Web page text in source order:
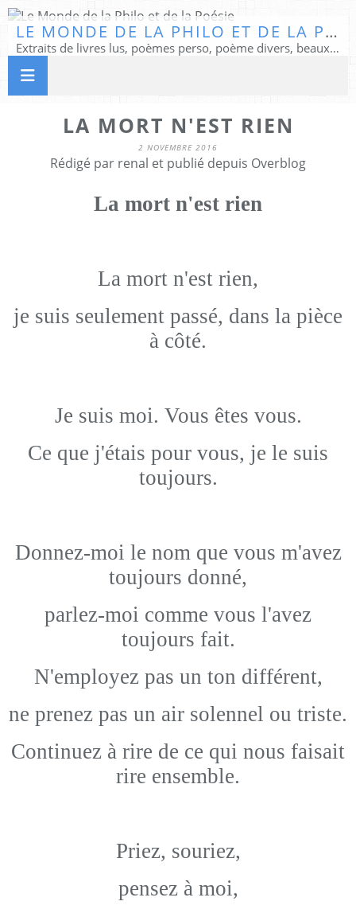
LE MONDE DE LA PHILO ET DE LA POÉSIE
Extraits de livres lus, poèmes perso, poème divers, beaux textes...
LA MORT N'EST RIEN
2 NOVEMBRE 2016
Rédigé par renal et publié depuis Overblog
La mort n'est rien
La mort n'est rien,
je suis seulement passé, dans la pièce
à côté.
Je suis moi. Vous êtes vous.
Ce que j'étais pour vous, je le suis
toujours.
Donnez-moi le nom que vous m'avez
toujours donné,
parlez-moi comme vous l'avez
toujours fait.
N'employez pas un ton différent,
ne prenez pas un air solennel ou triste.
Continuez à rire de ce qui nous faisait
rire ensemble.
Priez, souriez,
pensez à moi,